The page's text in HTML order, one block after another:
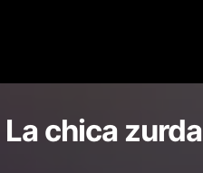
La chica zurda